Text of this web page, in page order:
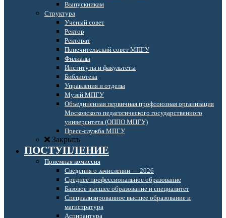
Выпускникам
Структура
Ученый совет
Ректор
Ректорат
Попечительский совет МПГУ
Филиалы
Институты и факультеты
Библиотека
Управления и отделы
Музей МПГУ
Объединенная первичная профсоюзная организация
Московского педагогического государственного
университета (ОППО МПГУ)
Пресс-служба МПГУ
Закрыть
ПОСТУПЛЕНИЕ
Приемная комиссия
Сведения о зачислении — 2026
Среднее профессиональное образование
Базовое высшее образование и специалитет
Специализированное высшее образование и
магистратура
Аспирантура